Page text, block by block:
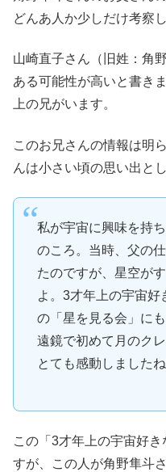
どんあ人か少しだけ考察
山崎直子さん（旧姓：角
ある可能性が高いと書き
上の兄がいます。
このお兄さんの情報は明
んは小さい頃の思い出と
私が宇宙に興味を持
のころ。当時、父の
たのですが、星空が
よ。3才年上の宇宙好
の「星を見る会」に
遠鏡で初めて月のク
とても感動しましたね
この「3才年上の宇宙好
すが、この人が角野隼斗